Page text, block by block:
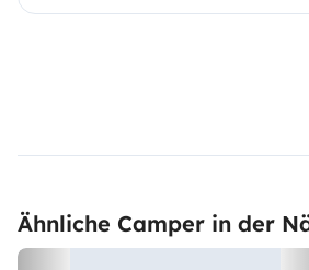
Ähnliche Camper in der